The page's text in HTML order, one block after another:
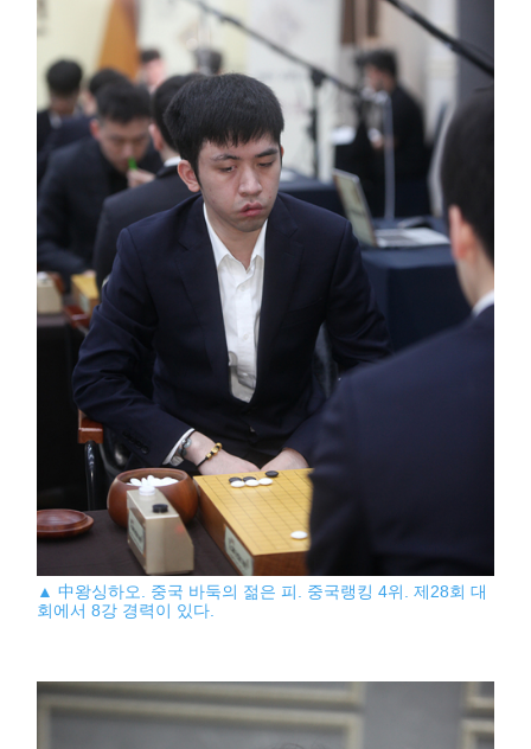
▲ 中왕싱하오. 중국 바둑의 젊은 피. 중국랭킹 4위. 제28회 대
회에서 8강 경력이 있다.